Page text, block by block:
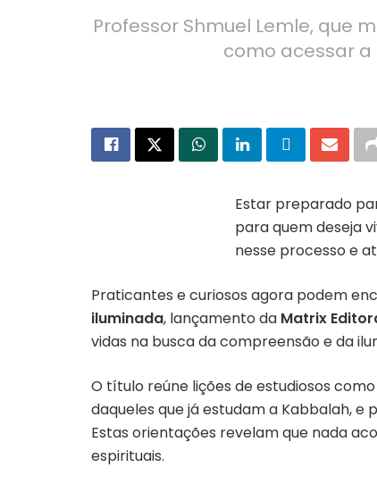
Professor Shmuel Lemle, que
como acessar
Estar preparado
para quem deseja
nesse processo e
Praticantes e curiosos agora podem
iluminada, lançamento da Matrix
vidas na busca da compreensão e da
O título reúne lições de estudiosos
daqueles que já estudam a Kabbalah,
Estas orientações revelam que nada
espirituais.